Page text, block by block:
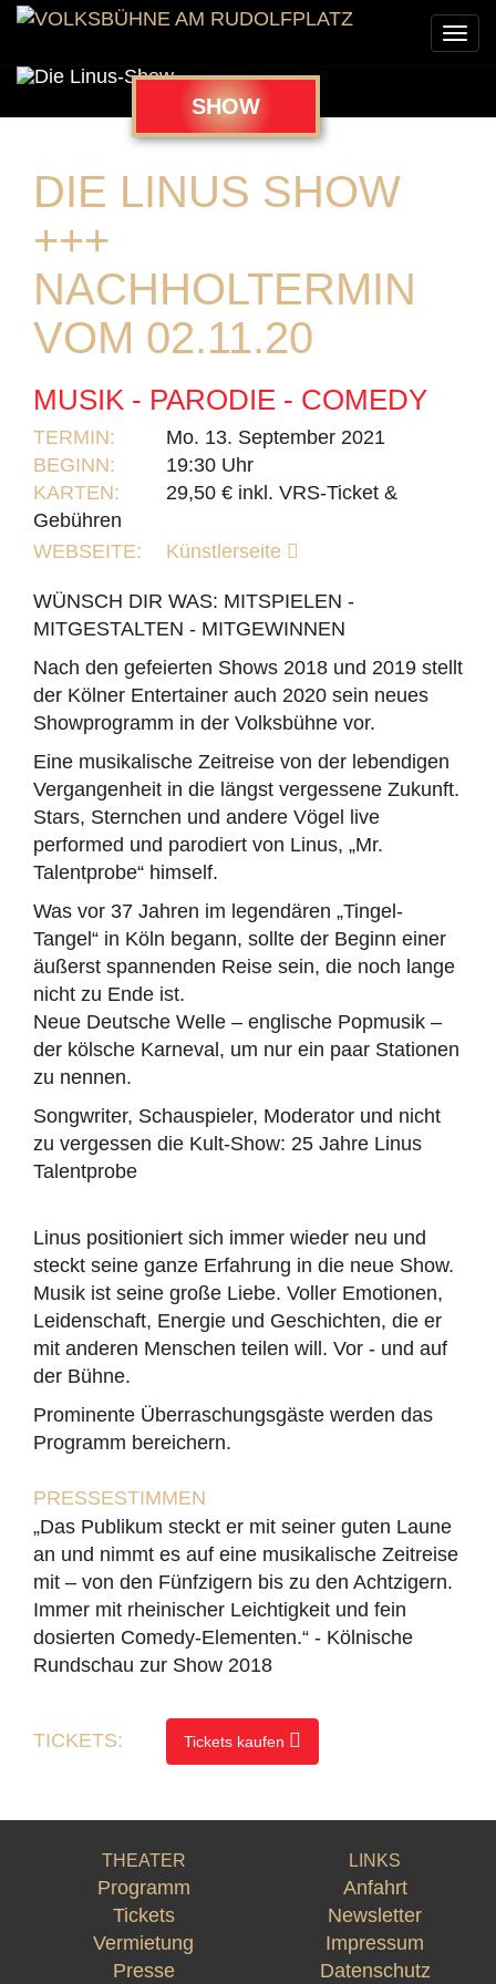
SHOW
DIE LINUS SHOW
+++
NACHHOLTERMIN
VOM 02.11.20
MUSIK - PARODIE - COMEDY
TERMIN:
Mo. 13. September 2021
BEGINN:
19:30 Uhr
KARTEN:
29,50 € inkl. VRS-Ticket &
Gebühren
WEBSEITE:
Künstlerseite
WÜNSCH DIR WAS: MITSPIELEN -
MITGESTALTEN - MITGEWINNEN
Nach den gefeierten Shows 2018 und 2019 stellt
der Kölner Entertainer auch 2020 sein neues
Showprogramm in der Volksbühne vor.
Eine musikalische Zeitreise von der lebendigen
Vergangenheit in die längst vergessene Zukunft.
Stars, Sternchen und andere Vögel live
performed und parodiert von Linus, „Mr.
Talentprobe“ himself.
Was vor 37 Jahren im legendären „Tingel-
Tangel“ in Köln begann, sollte der Beginn einer
äußerst spannenden Reise sein, die noch lange
nicht zu Ende ist.
Neue Deutsche Welle – englische Popmusik –
der kölsche Karneval, um nur ein paar Stationen
zu nennen.
Songwriter, Schauspieler, Moderator und nicht
zu vergessen die Kult-Show: 25 Jahre Linus
Talentprobe
Linus positioniert sich immer wieder neu und
steckt seine ganze Erfahrung in die neue Show.
Musik ist seine große Liebe. Voller Emotionen,
Leidenschaft, Energie und Geschichten, die er
mit anderen Menschen teilen will. Vor - und auf
der Bühne.
Prominente Überraschungsgäste werden das
Programm bereichern.
PRESSESTIMMEN
„Das Publikum steckt er mit seiner guten Laune
an und nimmt es auf eine musikalische Zeitreise
mit – von den Fünfzigern bis zu den Achtzigern.
Immer mit rheinischer Leichtigkeit und fein
dosierten Comedy-Elementen.“ - Kölnische
Rundschau zur Show 2018
TICKETS: Tickets kaufen
THEATER
Programm
Tickets
Vermietung
Presse
LINKS
Anfahrt
Newsletter
Impressum
Datenschutz